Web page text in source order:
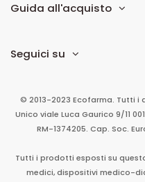
Guida all'acquisto
Seguici su
© 2013-2023 Ecofarma. Tutti i
Unico viale Luca Gaurico 9/11
RM-1374205. Cap. Soc.
Tutti i prodotti esposti su
medici, dispositivi medico-